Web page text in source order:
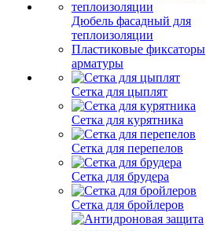
Дюбель фасадный для
теплоизоляции
Пластиковые фиксаторы
арматуры
Сетка для цыплят
Сетка для курятника
Сетка для перепелов
Сетка для брудера
Сетка для бройлеров